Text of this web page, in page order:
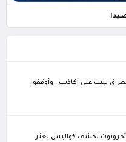
بنيت على أكاذيب.. وأوقفوا
أحرونوت تكشف كواليس تعثر